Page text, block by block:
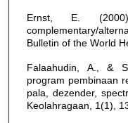
Ernst, E.
complementary/
Bulletin of the World
Falaahudin, A., &
program pembinaan
pala, dezender,
Keolahragaan, 1(1),